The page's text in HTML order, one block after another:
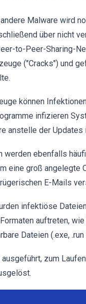
Malware wird
über nicht
to-Peer-Sharing-
("Cracks") und
können
infizieren
anstelle der Updates
werden ebenfalls
eine groß angelegte
E-Mails
infektiöse
auftreten,
Dateien (.exe,
ausgeführt, zum